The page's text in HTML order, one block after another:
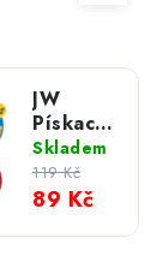
JW
Pískací
míček
Isqueak
Ball; S
Skladem
89 Kč
119 Kč